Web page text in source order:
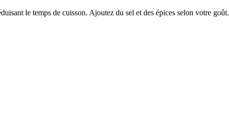
le temps de cuisson. Ajoutez du sel et des épices selon votre goût.